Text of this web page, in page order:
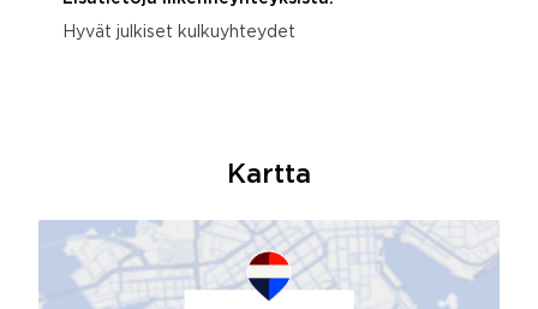
Hyvät julkiset kulkuyhteydet
Kartta